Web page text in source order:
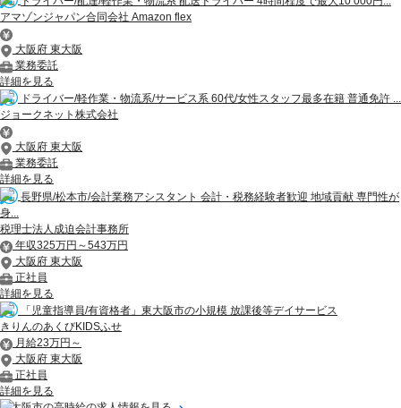
アマゾンジャパン合同会社 Amazon flex
大阪府 東大阪
業務委託
詳細を見る
ドライバー/軽作業・物流系/サービス系 60代/女性スタッフ最多在籍 普通免許 ...
ジョークネット株式会社
大阪府 東大阪
業務委託
詳細を見る
長野県/松本市/会計業務アシスタント 会計・税務経験者歓迎 地域貢献 専門性が
身...
税理士法人成迫会計事務所
年収325万円～543万円
大阪府 東大阪
正社員
詳細を見る
「児童指導員/有資格者」東大阪市の小規模 放課後等デイサービス
きりんのあくびKIDSふせ
月給23万円～
大阪府 東大阪
正社員
詳細を見る